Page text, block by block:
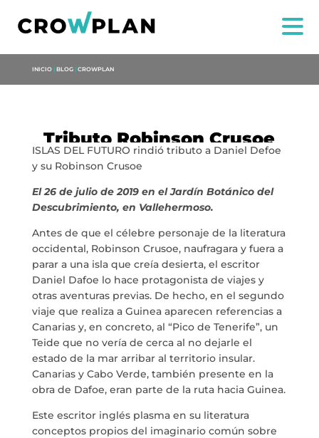
NOI
SERVIZI
PROGETTI
MARIA ANCHIETA
BLOG
SPAZIO CULTURALE EL TANQUE
INICIO | BLOG | CROWPLAN
Tributo Robinson Crusoe
ISLAS DEL FUTURO rindió tributo a Daniel Defoe
y su Robinson Crusoe
El 26 de julio de 2019 en el Jardín Botánico del
Descubrimiento, en Vallehermoso.
Antes de que el célebre personaje de la literatura
occidental, Robinson Crusoe, naufragara y fuera a
parar a una isla que creía desierta, el escritor
Daniel Dafoe lo hace protagonista de viajes y
otras aventuras previas. De hecho, en el segundo
viaje que realiza a Guinea aparecen referencias a
Canarias y, en concreto, al “Pico de Tenerife”, un
Teide que no vería de cerca al no dejarle el
estado de la mar arribar al territorio insular.
Canarias y Cabo Verde, también presente en la
obra de Dafoe, eran parte de la ruta hacia Guinea.
Este escritor inglés plasma en su literatura
conceptos propios del imaginario común sobre